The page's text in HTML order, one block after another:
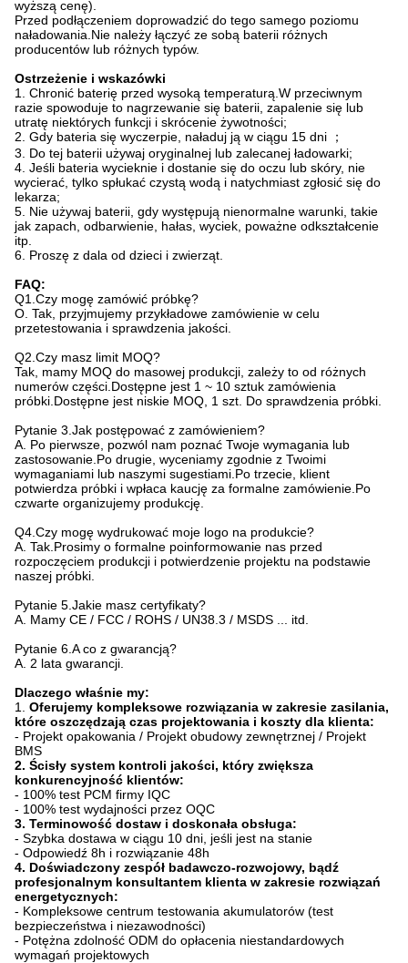
wyższą cenę).
Przed podłączeniem doprowadzić do tego samego poziomu
naładowania.Nie należy łączyć ze sobą baterii różnych
producentów lub różnych typów.
Ostrzeżenie i wskazówki
1. Chronić baterię przed wysoką temperaturą.W przeciwnym
razie spowoduje to nagrzewanie się baterii, zapalenie się lub
utratę niektórych funkcji i skrócenie żywotności;
2. Gdy bateria się wyczerpie, naładuj ją w ciągu 15 dni ；
3. Do tej baterii używaj oryginalnej lub zalecanej ładowarki;
4. Jeśli bateria wycieknie i dostanie się do oczu lub skóry, nie
wycierać, tylko spłukać czystą wodą i natychmiast zgłosić się do
lekarza;
5. Nie używaj baterii, gdy występują nienormalne warunki, takie
jak zapach, odbarwienie, hałas, wyciek, poważne odkształcenie
itp.
6. Proszę z dala od dzieci i zwierząt.
FAQ:
Q1.Czy mogę zamówić próbkę?
O. Tak, przyjmujemy przykładowe zamówienie w celu
przetestowania i sprawdzenia jakości.
Q2.Czy masz limit MOQ?
Tak, mamy MOQ do masowej produkcji, zależy to od różnych
numerów części.Dostępne jest 1 ~ 10 sztuk zamówienia
próbki.Dostępne jest niskie MOQ, 1 szt. Do sprawdzenia próbki.
Pytanie 3.Jak postępować z zamówieniem?
A. Po pierwsze, pozwól nam poznać Twoje wymagania lub
zastosowanie.Po drugie, wyceniamy zgodnie z Twoimi
wymaganiami lub naszymi sugestiami.Po trzecie, klient
potwierdza próbki i wpłaca kaucję za formalne zamówienie.Po
czwarte organizujemy produkcję.
Q4.Czy mogę wydrukować moje logo na produkcie?
A. Tak.Prosimy o formalne poinformowanie nas przed
rozpoczęciem produkcji i potwierdzenie projektu na podstawie
naszej próbki.
Pytanie 5.Jakie masz certyfikaty?
A. Mamy CE / FCC / ROHS / UN38.3 / MSDS ... itd.
Pytanie 6.A co z gwarancją?
A. 2 lata gwarancji.
Dlaczego właśnie my:
1. Oferujemy kompleksowe rozwiązania w zakresie zasilania,
które oszczędzają czas projektowania i koszty dla klienta:
- Projekt opakowania / Projekt obudowy zewnętrznej / Projekt
BMS
2. Ścisły system kontroli jakości, który zwiększa
konkurencyjność klientów:
- 100% test PCM firmy IQC
- 100% test wydajności przez OQC
3. Terminowość dostaw i doskonała obsługa:
- Szybka dostawa w ciągu 10 dni, jeśli jest na stanie
- Odpowiedź 8h i rozwiązanie 48h
4. Doświadczony zespół badawczo-rozwojowy, bądź
profesjonalnym konsultantem klienta w zakresie rozwiązań
energetycznych:
- Kompleksowe centrum testowania akumulatorów (test
bezpieczeństwa i niezawodności)
- Potężna zdolność ODM do opłacenia niestandardowych
wymagań projektowych